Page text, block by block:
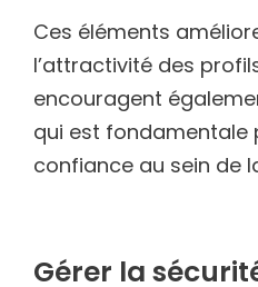
Ces éléments
l’attractivité des
encouragent
qui est fondamentale
confiance au sein de
Gérer la